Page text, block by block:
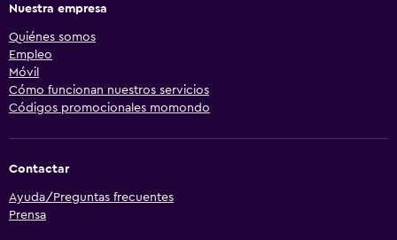
Nuestra empresa
Quiénes somos
Empleo
Móvil
Cómo funcionan nuestros servicios
Códigos promocionales momondo
Contactar
Ayuda/Preguntas frecuentes
Prensa